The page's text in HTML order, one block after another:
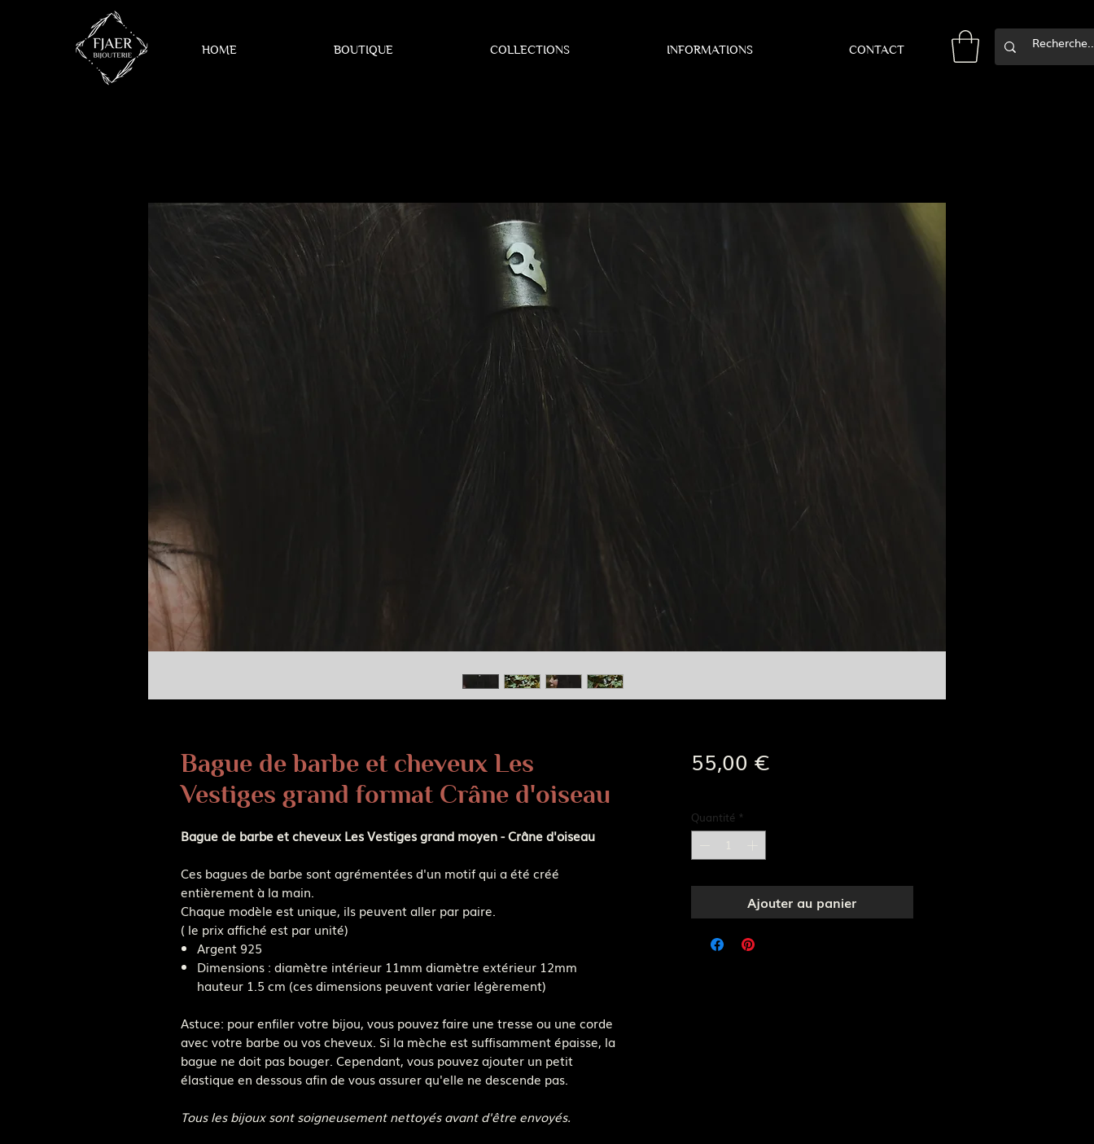
HOME BOUTIQUE COLLECTIONS INFORMATIONS CONTACT
Bague de barbe et cheveux Les
Vestiges grand format Crâne d'oiseau
Bague de barbe et cheveux Les Vestiges grand moyen - Crâne d'oiseau
Ces bagues de barbe sont agrémentées d'un motif qui a été créé
entièrement à la main.
Chaque modèle est unique, ils peuvent aller par paire.
( le prix affiché est par unité)
Argent 925
Dimensions : diamètre intérieur 11mm diamètre extérieur 12mm
hauteur 1.5 cm (ces dimensions peuvent varier légèrement)
Astuce: pour enfiler votre bijou, vous pouvez faire une tresse ou une corde
avec votre barbe ou vos cheveux. Si la mèche est suffisamment épaisse, la
bague ne doit pas bouger. Cependant, vous pouvez ajouter un petit
élastique en dessous afin de vous assurer qu'elle ne descende pas.
Tous les bijoux sont soigneusement nettoyés avant d'être envoyés.
55,00 €Prix
Quantité *
Ajouter au panier